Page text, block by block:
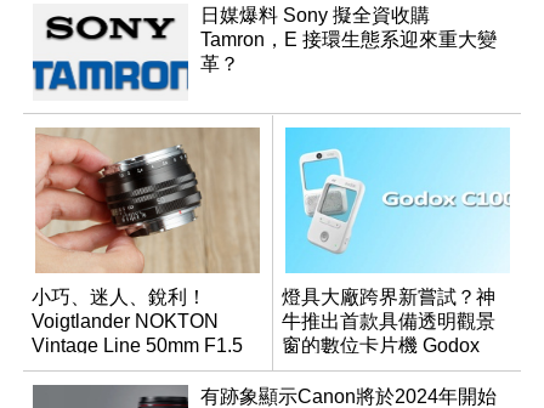
日媒爆料 Sony 擬全資收購
Tamron，E 接環生態系迎來重大變
革？
小巧、迷人、銳利！
Voigtlander NOKTON
Vintage Line 50mm F1.5
ASPH II
燈具大廠跨界新嘗試？神
牛推出首款具備透明觀景
窗的數位卡片機 Godox
C100
有跡象顯示Canon將於2024年開始